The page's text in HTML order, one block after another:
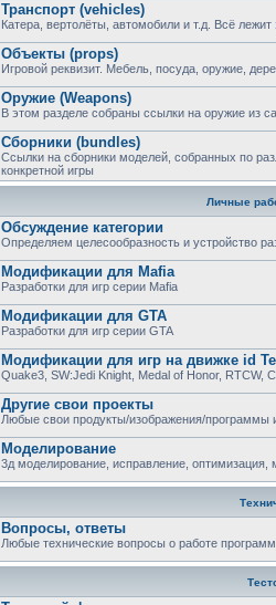
Транспорт (vehicles)
Катера, вертолёты, автомобили и т.д. Всё лежит
Объекты (props)
Игровой реквизит. Мебель, посуда, оружие,
Оружие (Weapons)
В этом разделе собраны ссылки на оружие из
Сборники (bundles)
Ссылки на сборники моделей, собранных по
конкретной игры
Личные
Обсуждение категории
Определяем целесообразность и устройство
Модификации для Mafia
Разработки для игр серии Mafia
Модификации для GTA
Разработки для игр серии GTA
Модификации для игр на движке id
Quake3, SW:Jedi Knight, Medal of Honor, RTCW,
Другие свои проекты
Любые свои продукты/изображения/программы и
Моделирование
3д моделирование, исправление, оптимизация,
Вопросы, ответы
Любыe технические вопросы о работе